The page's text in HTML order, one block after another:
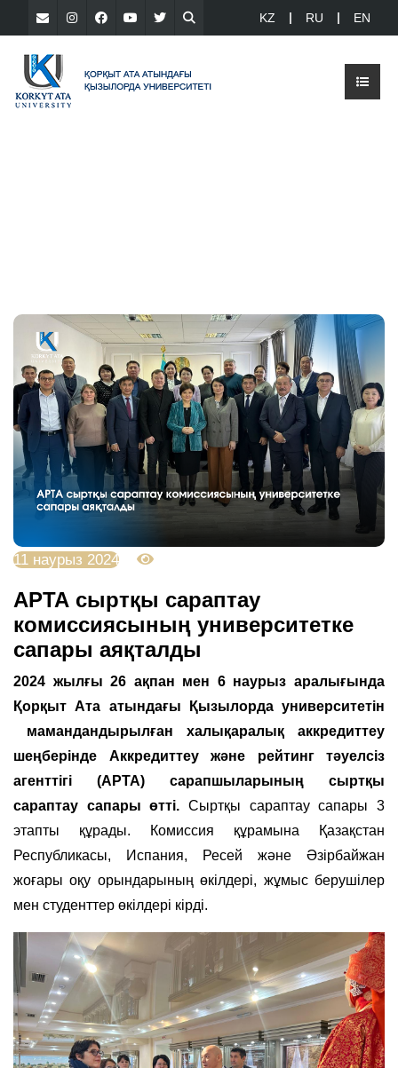
KZ RU EN
11 наурыз 2024
АРТА сыртқы сараптау
комиссиясының университетке
сапары аяқталды
2024 жылғы 26 ақпан мен 6 наурыз аралығында
Қорқыт Ата атындағы Қызылорда университетін
мамандандырылған халықаралық аккредиттеу
шеңберінде Аккредиттеу және рейтинг тәуелсіз
агенттігі (АРТА) сарапшыларының сыртқы
сараптау сапары өтті. Сыртқы сараптау сапары 3
этапты құрады. Комиссия құрамына Қазақстан
Республикасы, Испания, Ресей және Әзірбайжан
жоғары оқу орындарының өкілдері, жұмыс берушілер
мен студенттер өкілдері кірді.